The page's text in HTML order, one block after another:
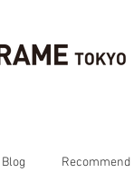
Blog Recommend